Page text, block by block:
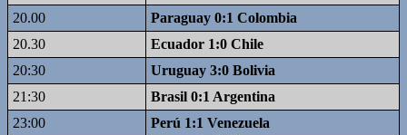
20.00
Paraguay 0:1 Colombia
20.30
Ecuador 1:0 Chile
20:30
Uruguay 3:0 Bolivia
21:30
Brasil 0:1 Argentina
23:00
Perú 1:1 Venezuela